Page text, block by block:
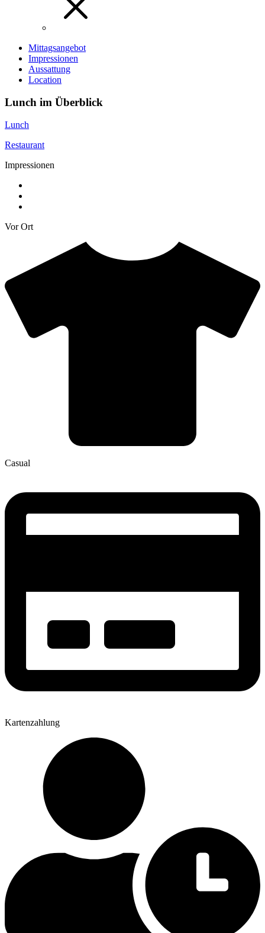
Mittagsangebot
Impressionen
Aussattung
Location
Lunch im Überblick
Lunch
Restaurant
Impressionen
Vor Ort
Casual
Kartenzahlung